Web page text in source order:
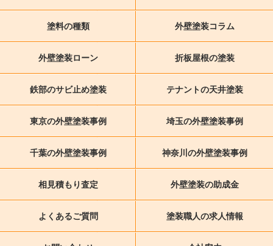
塗料の種類 外壁塗装コラム
外壁塗装ローン 折板屋根の塗装
鉄部のサビ止め塗装 テナントの天井塗装
東京の外壁塗装事例 埼玉の外壁塗装事例
千葉の外壁塗装事例 神奈川の外壁塗装事例
相見積もり査定 外壁塗装の助成金
よくあるご質問 塗装職人の求人情報